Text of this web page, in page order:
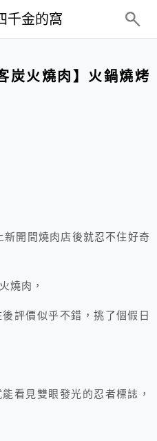
千金的窩
炭火燒肉】火鍋燒烤
新開間燒肉店後就忍不住好奇
燒肉，
後評價似乎不錯，挑了個假日
看見雙眼發光的忍者標誌，